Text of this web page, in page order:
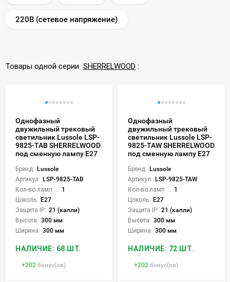
220В (сетевое напряжение)
Товары одной серии SHERRELWOOD :
Однофазный
двужильный трековый
светильник Lussole LSP-
9825-TAB SHERRELWOOD
под сменную лампу Е27
Бренд: Lussole
Артикул: LSP-9825-TAB
1
Цоколь: E27
Защита IP: 21 (капли)
Высота: 300 мм
Ширина: 300 мм
НАЛИЧИЕ: 68 ШТ.
+202 бонус(ов)
Однофазный
двужильный трековый
светильник Lussole LSP-
9825-TAW SHERRELWOOD
под сменную лампу Е27
Бренд: Lussole
Артикул: LSP-9825-TAW
1
Цоколь: E27
Защита IP: 21 (капли)
Высота: 300 мм
Ширина: 300 мм
НАЛИЧИЕ: 72 ШТ.
+202 бонус(ов)